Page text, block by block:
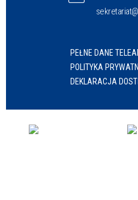
PEŁNE DANE
POLITYKA
DEKLARACJA